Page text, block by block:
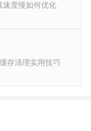
速度慢如何优化
存清理实用技巧